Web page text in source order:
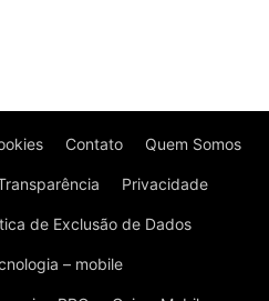
Contato Quem Somos
Privacidade
de Exclusão de Dados
– mobile